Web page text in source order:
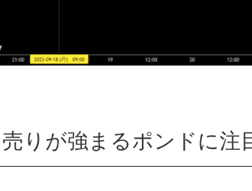
売りが強まるポンドに注